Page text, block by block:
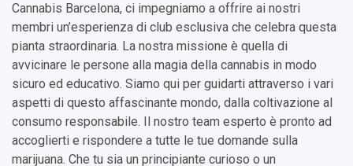
Cannabis Barcelona, ci impegniamo a offrire ai nostri
membri un’esperienza di club esclusiva che celebra questa
pianta straordinaria. La nostra missione è quella di
avvicinare le persone alla magia della cannabis in modo
sicuro ed educativo. Siamo qui per guidarti attraverso i vari
aspetti di questo affascinante mondo, dalla coltivazione al
consumo responsabile. Il nostro team esperto è pronto ad
accoglierti e rispondere a tutte le tue domande sulla
marijuana. Che tu sia un principiante curioso o un